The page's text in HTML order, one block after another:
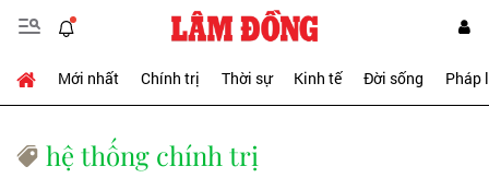
Mới nhất Chính trị Thời sự Kinh tế Đời sống Pháp
hệ thống chính trị